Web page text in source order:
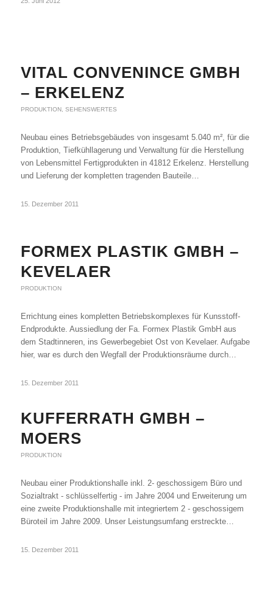
VITAL CONVENINCE GMBH
– ERKELENZ
PRODUKTION, SEHENSWERTES
Neubau eines Betriebsgebäudes von insgesamt 5.040 m², für die
Produktion, Tiefkühllagerung und Verwaltung für die Herstellung
von Lebensmittel Fertigprodukten in 41812 Erkelenz. Herstellung
und Lieferung der kompletten tragenden Bauteile…
15. Dezember 2011
FORMEX PLASTIK GMBH –
KEVELAER
PRODUKTION
Errichtung eines kompletten Betriebskomplexes für Kunsstoff-
Endprodukte. Aussiedlung der Fa. Formex Plastik GmbH aus
dem Stadtinneren, ins Gewerbegebiet Ost von Kevelaer. Aufgabe
hier, war es durch den Wegfall der Produktionsräume durch…
15. Dezember 2011
KUFFERRATH GMBH –
MOERS
PRODUKTION
Neubau einer Produktionshalle inkl. 2- geschossigem Büro und
Sozialtrakt - schlüsselfertig - im Jahre 2004 und Erweiterung um
eine zweite Produktionshalle mit integriertem 2 - geschossigem
Büroteil im Jahre 2009. Unser Leistungsumfang erstreckte…
15. Dezember 2011